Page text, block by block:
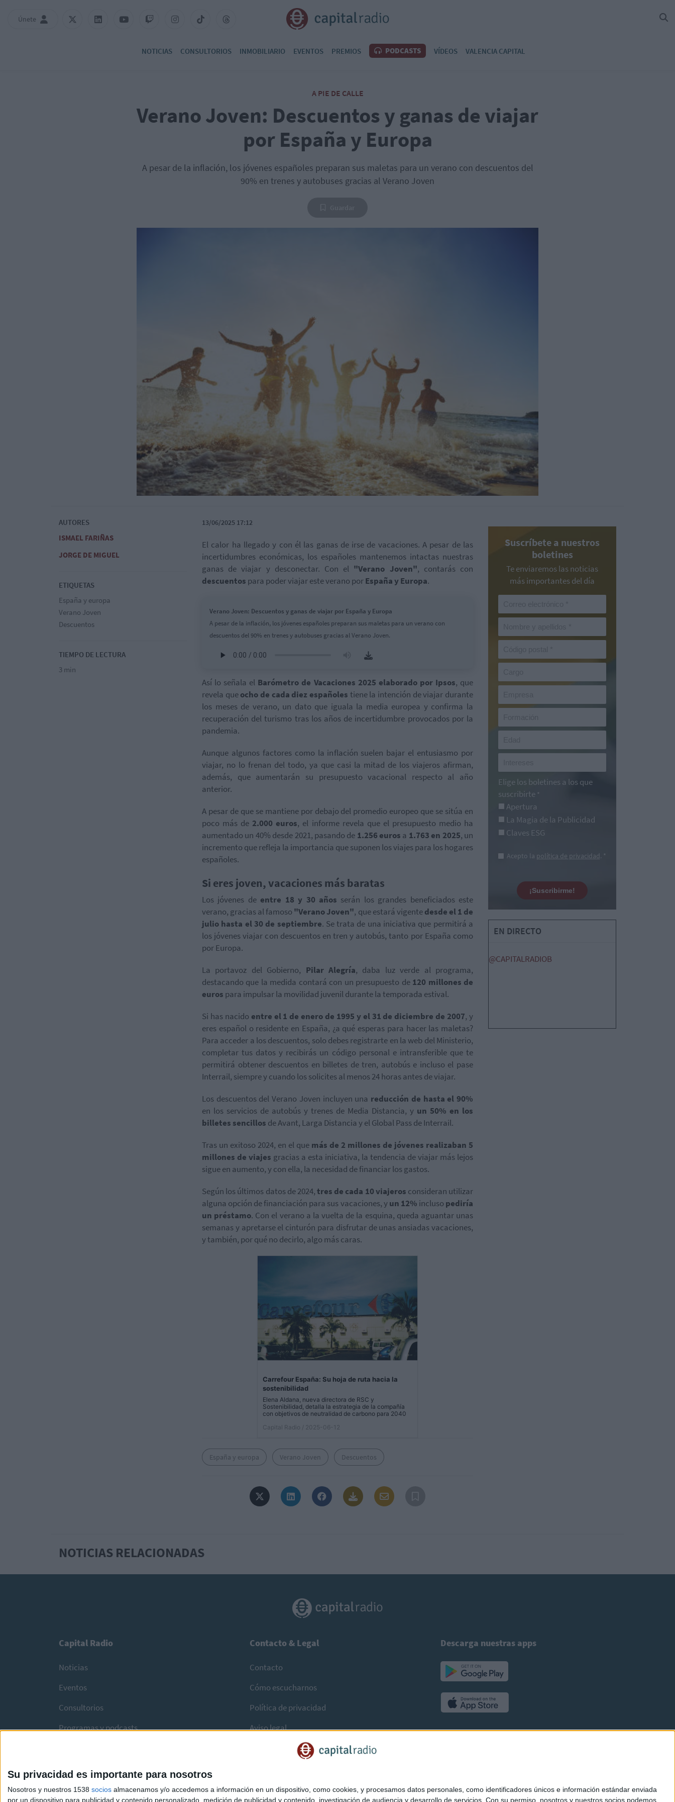
Su privacidad es importante para nosotros
Nosotros y nuestros 1538 socios almacenamos y/o accedemos a información en un dispositivo, como cookies, y procesamos datos personales, como identificadores únicos e información estándar enviada
por un dispositivo para publicidad y contenido personalizado, medición de publicidad y contenido, investigación de audiencia y desarrollo de servicios. Con su permiso, nosotros y nuestros socios podemos
Únete
NOTICIAS CONSULTORIOS INMOBILIARIO EVENTOS PREMIOS PODCASTS VÍDEOS VALENCIA CAPITAL
A PIE DE CALLE
Verano Joven: Descuentos y ganas de viajar
por España y Europa
A pesar de la inflación, los jóvenes españoles preparan sus maletas para un verano con descuentos del
90% en trenes y autobuses gracias al Verano Joven
AUTORES
ISMAEL FARIÑAS
JORGE DE MIGUEL
ETIQUETAS
España y europa
Verano Joven
Descuentos
TIEMPO DE LECTURA
3 min
13/06/2025 17:12
El calor ha llegado y con él las ganas de irse de vacaciones. A pesar de las
incertidumbres económicas, los españoles mantenemos intactas nuestras
ganas de viajar y desconectar. Con el "Verano Joven", contarás con
descuentos para poder viajar este verano porEspaña y Europa.
Verano Joven: Descuentos y ganas de viajar por España y Europa
A pesar de la inflación, los jóvenes españoles preparan sus maletas para un verano con
descuentos del 90% en trenes y autobuses gracias al Verano Joven.
Así lo señala el Barómetro de Vacaciones 2025 elaborado por Ipsos, que
revela queocho de cada diez españoles tiene la intención de viajar durante
los meses de verano, un dato que iguala la media europea y confirma la
recuperación del turismo tras los años de incertidumbre provocados por la
pandemia.
Aunque algunos factores como la inflación suelen bajar el entusiasmo por
viajar, no lo frenan del todo, ya que casi la mitad de los viajeros afirman,
además, que aumentarán su presupuesto vacacional respecto al año
anterior.
A pesar de que se mantiene por debajo del promedio europeo que se sitúa en
poco más de 2.000 euros, el informe revela que el presupuesto medio ha
aumentado un 40% desde 2021, pasando de 1.256 euros a 1.763 en 2025, un
incremento que refleja la importancia que suponen los viajes para los hogares
españoles.
Si eres joven, vacaciones más baratas
Los jóvenes de entre 18 y 30 años serán los grandes beneficiados este
verano, gracias al famoso "Verano Joven", que estará vigentedesde el 1 de
julio hasta el 30 de septiembre. Se trata de una iniciativa que permitirá a
los jóvenes viajar con descuentos en tren y autobús, tanto por España como
por Europa.
La portavoz del Gobierno, Pilar Alegría, daba luz verde al programa,
destacando que la medida contará con un presupuesto de 120 millones de
euros para impulsar la movilidad juvenil durante la temporada estival.
Si has nacido entre el 1 de enero de 1995 y el 31 de diciembre de 2007, y
eres español o residente en España, ¿a qué esperas para hacer las maletas?
Para acceder a los descuentos, solo debes registrarte en la web del Ministerio,
completar tus datos y recibirás un código personal e intransferible que te
permitirá obtener descuentos en billetes de tren, autobús e incluso el pase
Interrail, siempre y cuando los solicites al menos 24 horas antes de viajar.
Los descuentos del Verano Joven incluyen una reducción de hasta el 90%
en los servicios de autobús y trenes de Media Distancia, y un 50% en los
billetes sencillos de Avant, Larga Distancia y el Global Pass de Interrail.
Tras un exitoso 2024, en el que más de 2 millones de jóvenes realizaban 5
millones de viajes gracias a esta iniciativa, la tendencia de viajar más lejos
sigue en aumento, y con ella, la necesidad de financiar los gastos.
Según los últimos datos de 2024,tres de cada 10 viajeros consideran utilizar
alguna opción de financiación para sus vacaciones, yun 12% incluso pediría
un préstamo. Con el verano a la vuelta de la esquina, queda aguantar unas
semanas y apretarse el cinturón para disfrutar de unas ansiadas vacaciones,
y también, por qué no decirlo, algo más caras.
Carrefour España: Su hoja de ruta hacia la
sostenibilidad
Elena Aldana, nueva directora de RSC y
Sostenibilidad, detalla la estrategia de la compañía
con objetivos de neutralidad de carbono para 2040
Capital Radio
/ 2025-06-12
España y europa Verano Joven Descuentos
Suscríbete a nuestros
boletines
Te enviaremos las noticias
más importantes del día
Elige los boletines a los que
suscribirte *
Apertura
La Magia de la Publicidad
Claves ESG
Acepto la política de privacidad. *
¡Suscribirme!
EN DIRECTO
@CAPITALRADIOB
NOTICIAS RELACIONADAS
Capital Radio
Noticias
Eventos
Consultorios
Programas y podcasts
Contacto & Legal
Contacto
Cómo escucharnos
Política de privacidad
Aviso legal
Descarga nuestras apps